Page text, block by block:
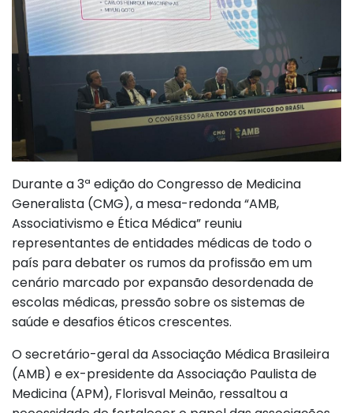
Durante a 3ª edição do Congresso de Medicina
Generalista (CMG), a mesa-redonda “AMB,
Associativismo e Ética Médica” reuniu
representantes de entidades médicas de todo o
país para debater os rumos da profissão em um
cenário marcado por expansão desordenada de
escolas médicas, pressão sobre os sistemas de
saúde e desafios éticos crescentes.
O secretário-geral da Associação Médica Brasileira
(AMB) e ex-presidente da Associação Paulista de
Medicina (APM), Florisval Meinão, ressaltou a